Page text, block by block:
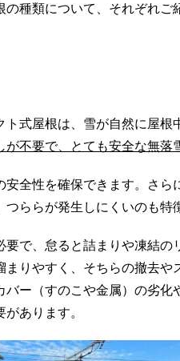
種類について、それぞれご
式屋根は、雪が自然に屋根
が不要で、とても安全な無落
安全性を確保できます。さ
ららが発生しにくいのも特
要で、怠ると詰まりや凍結の
りやすく、そちらの撤去や
ー（すのこや金属）の劣化
あります。